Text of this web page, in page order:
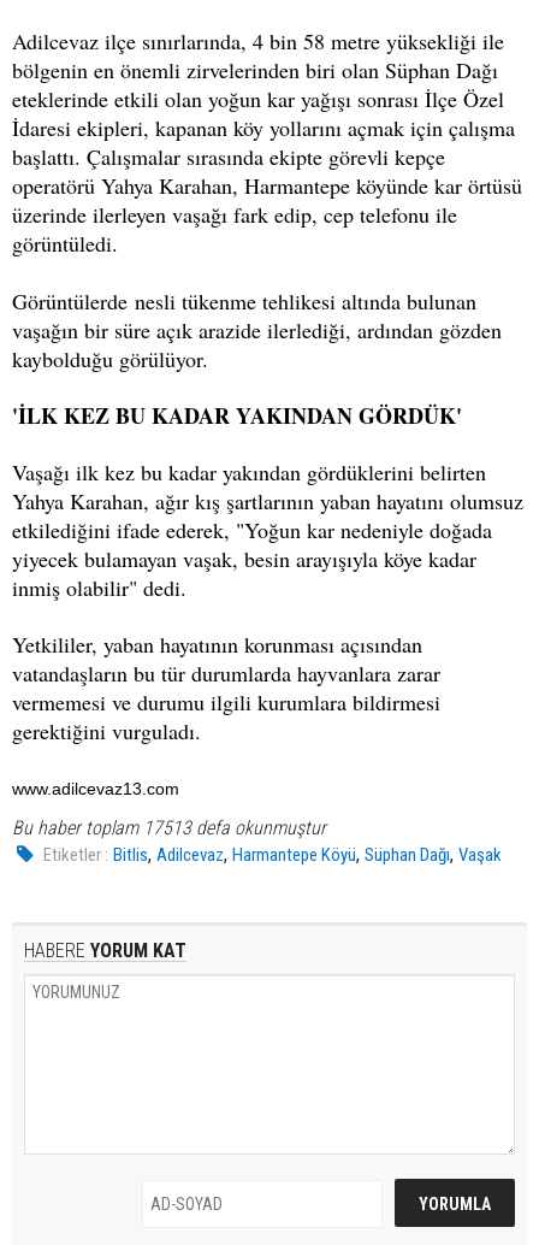
Adilcevaz ilçe sınırlarında, 4 bin 58 metre yüksekliği ile
bölgenin en önemli zirvelerinden biri olan Süphan Dağı
eteklerinde etkili olan yoğun kar yağışı sonrası İlçe Özel
İdaresi ekipleri, kapanan köy yollarını açmak için çalışma
başlattı. Çalışmalar sırasında ekipte görevli kepçe
operatörü Yahya Karahan, Harmantepe köyünde kar örtüsü
üzerinde ilerleyen vaşağı fark edip, cep telefonu ile
görüntüledi.
Görüntülerde nesli tükenme tehlikesi altında bulunan
vaşağın bir süre açık arazide ilerlediği, ardından gözden
kaybolduğu görülüyor.
'İLK KEZ BU KADAR YAKINDAN GÖRDÜK'
Vaşağı ilk kez bu kadar yakından gördüklerini belirten
Yahya Karahan, ağır kış şartlarının yaban hayatını olumsuz
etkilediğini ifade ederek, "Yoğun kar nedeniyle doğada
yiyecek bulamayan vaşak, besin arayışıyla köye kadar
inmiş olabilir" dedi.
Yetkililer, yaban hayatının korunması açısından
vatandaşların bu tür durumlarda hayvanlara zarar
vermemesi ve durumu ilgili kurumlara bildirmesi
gerektiğini vurguladı.
www.adilcevaz13.com
Bu haber toplam 17513 defa okunmuştur
Etiketler : Bitlis,Adilcevaz,Harmantepe Köyü,Süphan Dağı,Vaşak
HABERE YORUM KAT